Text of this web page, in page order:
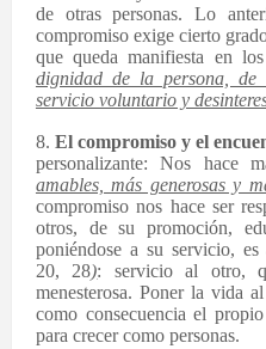
de otras personas. Lo
compromiso exige cierto
que queda manifiesta en
dignidad de la persona,
servicio voluntario y
8. El compromiso y el
personalizante: Nos hace
amables, más generosas y
compromiso nos hace ser
otros, de su promoción,
poniéndose a su servicio,
20, 28): servicio al otro,
menesterosa. Poner la vida
como consecuencia el
para crecer como personas.